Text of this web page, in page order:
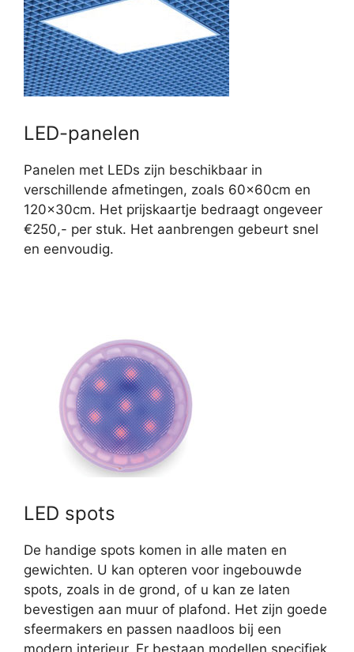
LED-panelen
Panelen met LEDs zijn beschikbaar in
verschillende afmetingen, zoals 60x60cm en
120x30cm. Het prijskaartje bedraagt ongeveer
€250,- per stuk. Het aanbrengen gebeurt snel
en eenvoudig.
LED spots
De handige spots komen in alle maten en
gewichten. U kan opteren voor ingebouwde
spots, zoals in de grond, of u kan ze laten
bevestigen aan muur of plafond. Het zijn goede
sfeermakers en passen naadloos bij een